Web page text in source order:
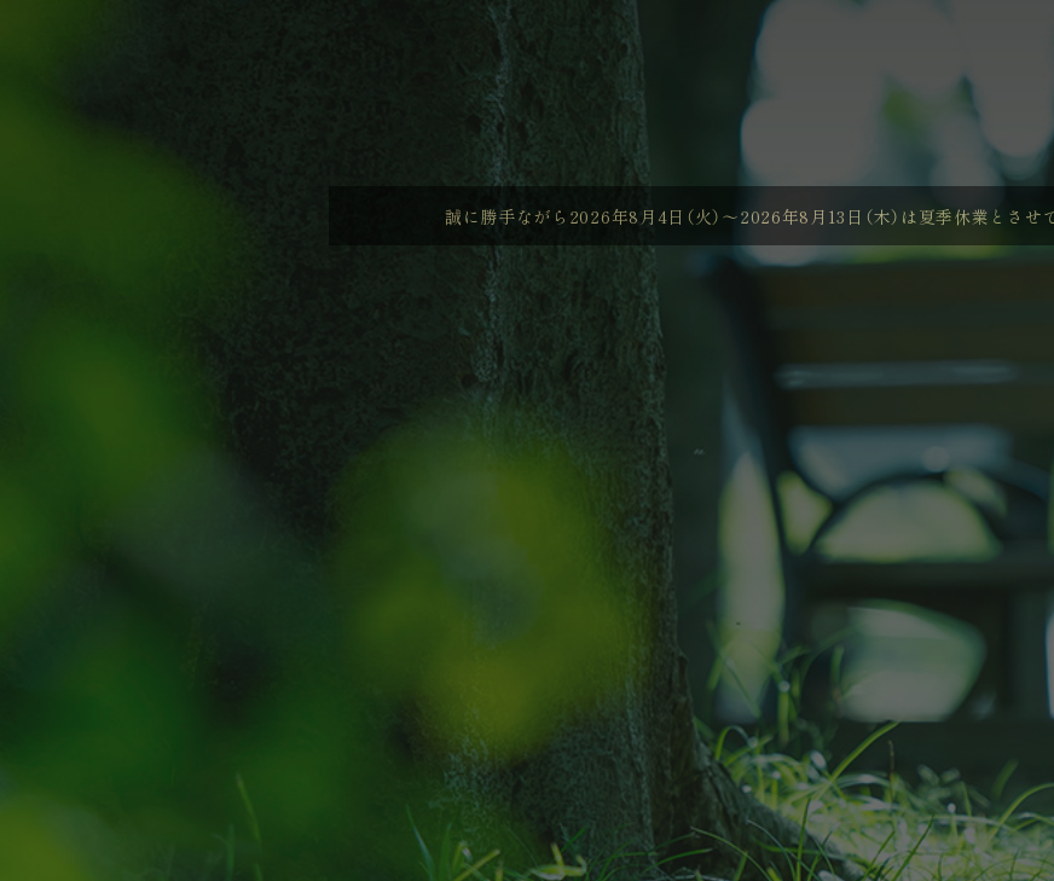
誠に勝手ながら2026年8月4日（火）～2026年8月13日（木）は夏季休業とさせ
DIGITAL LIBRARY
物件エントリーいただくと デジタル ライブラリー 情報をご覧
image photo image photo